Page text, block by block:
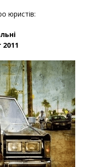
юристів: